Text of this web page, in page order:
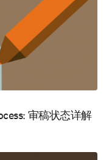
审稿状态详解